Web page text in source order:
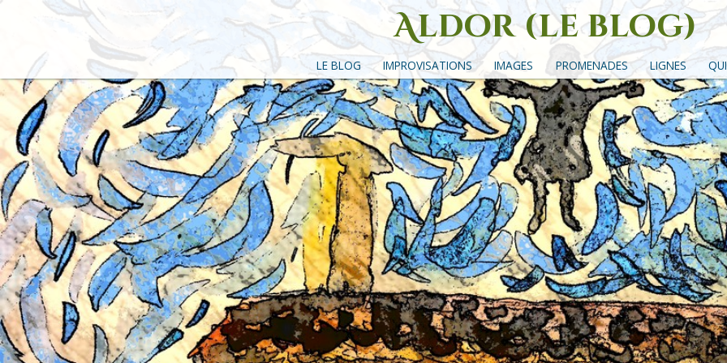
Aldor (le blog)
Un site avec des mots, des images et des sons
LE BLOG IMPROVISATIONS IMAGES PROMENADES LIGNES